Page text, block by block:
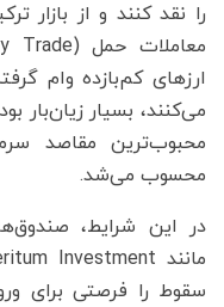
را نقد کنند و از بازار
ارزهای کم‌بازده وام
می‌کنند، بسیار زیان‌بار
محبوب‌ترین مقاصد
محسوب می‌شد.